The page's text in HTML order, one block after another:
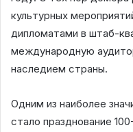
культурных
дипломатами в штаб-
международную
наследием страны.
Одним из наиболее
стало празднование